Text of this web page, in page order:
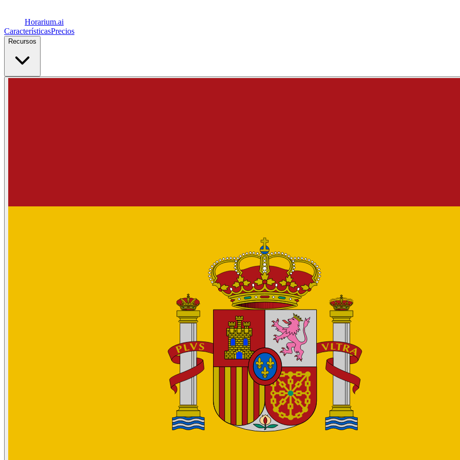
Horarium.ai
CaracterísticasPrecios
Recursos